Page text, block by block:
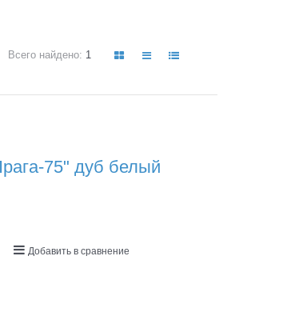
Всего найдено: 1
75" дуб белый
Добавить в сравнение